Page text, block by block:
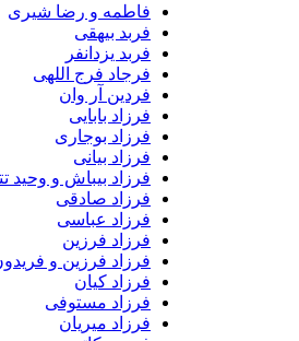
فاطمه و رضا شیری
فربد بیهقی
فربد یزدانفر
فرجاد فرج اللهی
فردین آر وان
فرزاد بابایی
فرزاد بوجاری
فرزاد بیانی
فرزاد بیباش و وحید تتورا
فرزاد صادقی
فرزاد عباسی
فرزاد فرزین
فرزاد فرزین و فریدون آسرایی
فرزاد کیان
فرزاد مستوفی
فرزاد میریان